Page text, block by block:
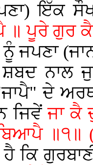
ਇੱਕ
॥ ਪੂਰੇ ਗੁਰ
ਨੂੰ ਜਪਣਾ
ਨਾਲ
ਦੇ
ਜਿਵੇਂਜਾ ਕੈ
॥੧॥
ਕਿ